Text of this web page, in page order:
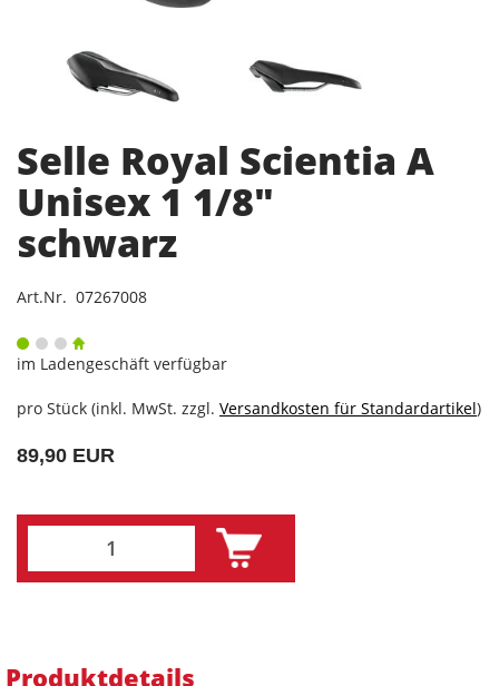
Selle Royal Scientia A
Unisex 1 1/8"
schwarz
Art.Nr. 07267008
im Ladengeschäft verfügbar
pro Stück (inkl. MwSt. zzgl. Versandkosten für Standardartikel)
89,90 EUR
Produktdetails